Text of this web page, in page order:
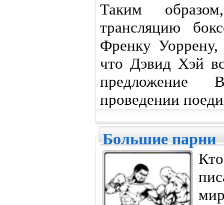
Таким
трансляцию
Френку
что Дэвид Хэй
предложение
проведении
Большие парни